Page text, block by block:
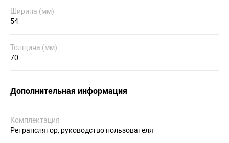
Ширина (мм)
54
Толщина (мм)
70
Дополнительная информация
Комплектация
Ретранслятор, руководство пользователя